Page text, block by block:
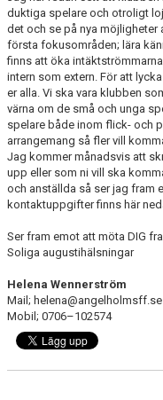
duktiga spelare och otroligt
det och se på nya möjligheter
första fokusområden; lära
finns att öka
intern som extern. För att
er alla. Vi ska vara klubben
värna om de små och unga
spelare både inom flick- och
arrangemang så fler vill
Jag kommer månadsvis att
upp eller som ni vill ska
och anställda så ser jag fram
kontaktuppgifter finns här
Ser fram emot att möta DIG
Soliga augustihälsningar
Helena Wennerström
Mail; helena@angelholmsff.se
Mobil; 0706–102574